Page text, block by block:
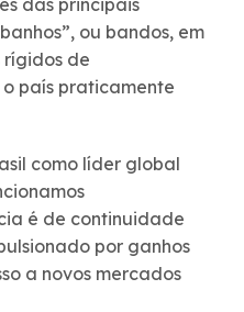
das principais
ou bandos, em
rígidos de
país praticamente
como líder global
é de continuidade
por ganhos
a novos mercados